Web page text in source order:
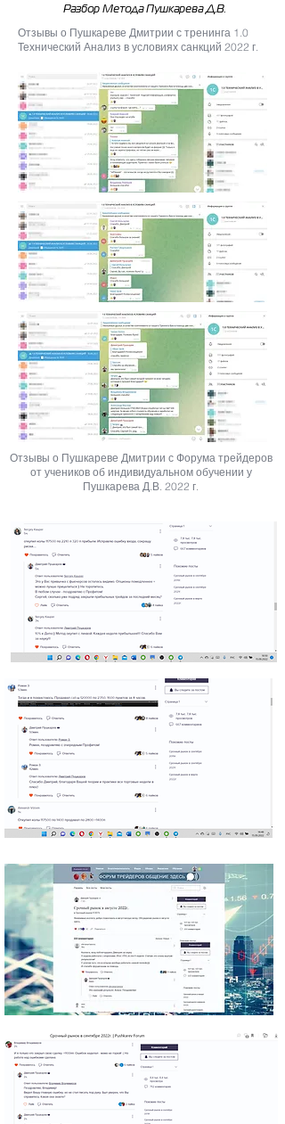
Разбор Метода Пушкарева Д.В.
Отзывы о Пушкареве Дмитрии с тренинга 1.0
Технический Анализ в условиях санкций 2022 г.
Отзывы о Пушкареве Дмитрии с Форума трейдеров
от учеников об индивидуальном обучении у
Пушкарева Д.В. 2022 г.